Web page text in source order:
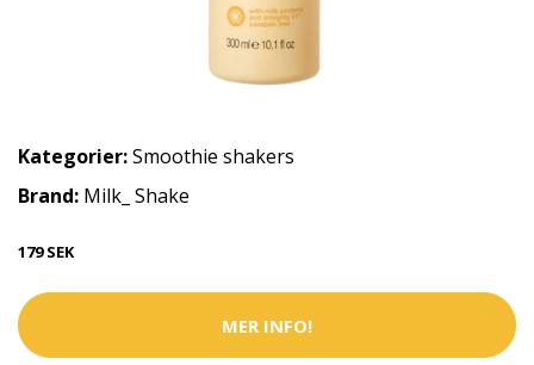
Kategorier:Smoothie shakers
Brand: Milk_ Shake
179 SEK
MER INFO!